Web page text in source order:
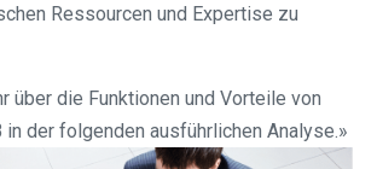
Ressourcen und Expertise zu
über die Funktionen und Vorteile von
in der folgenden ausführlichen Analyse.»